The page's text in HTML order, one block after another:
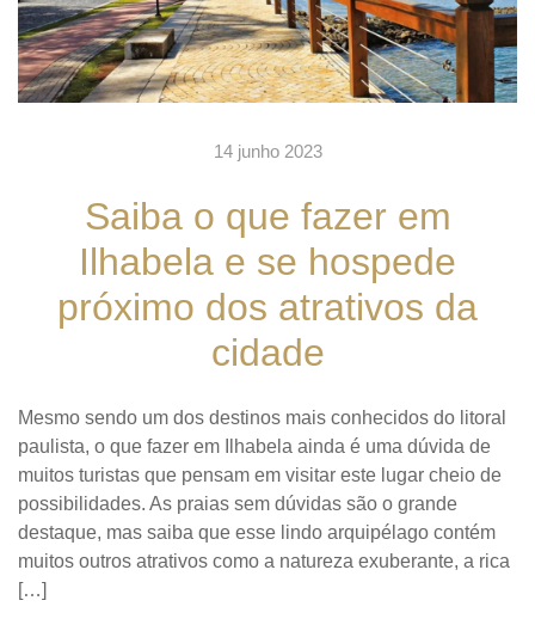
14 junho 2023
Saiba o que fazer em
Ilhabela e se hospede
próximo dos atrativos da
cidade
Mesmo sendo um dos destinos mais conhecidos do litoral
paulista, o que fazer em Ilhabela ainda é uma dúvida de
muitos turistas que pensam em visitar este lugar cheio de
possibilidades. As praias sem dúvidas são o grande
destaque, mas saiba que esse lindo arquipélago contém
muitos outros atrativos como a natureza exuberante, a rica
[…]